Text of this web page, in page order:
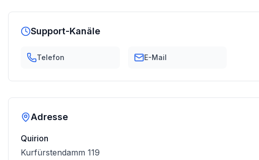
Support-Kanäle
Telefon E-Mail
Adresse
Quirion
Kurfürstendamm 119